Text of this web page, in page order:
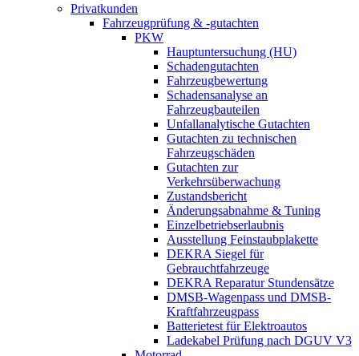
Privatkunden
Fahrzeugprüfung & -gutachten
PKW
Hauptuntersuchung (HU)
Schadengutachten
Fahrzeugbewertung
Schadensanalyse an
Fahrzeugbauteilen
Unfallanalytische Gutachten
Gutachten zu technischen
Fahrzeugschäden
Gutachten zur
Verkehrsüberwachung
Zustandsbericht
Änderungsabnahme & Tuning
Einzelbetriebserlaubnis
Ausstellung Feinstaubplakette
DEKRA Siegel für
Gebrauchtfahrzeuge
DEKRA Reparatur Stundensätze
DMSB-Wagenpass und DMSB-
Kraftfahrzeugpass
Batterietest für Elektroautos
Ladekabel Prüfung nach DGUV V3